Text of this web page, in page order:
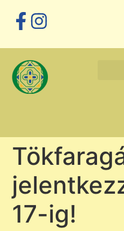
17-ig!